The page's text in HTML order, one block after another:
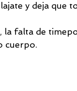
y deja que
falta de
cuerpo.